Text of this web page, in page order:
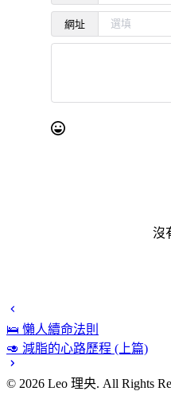
網址
沒
🛌 懶人續命法則
🥑 減脂的心路歷程 (上篇)
© 2026 Leo 理央. All Rights